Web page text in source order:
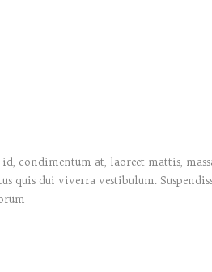
condimentum at, laoreet mattis,
quis dui viverra vestibulum.